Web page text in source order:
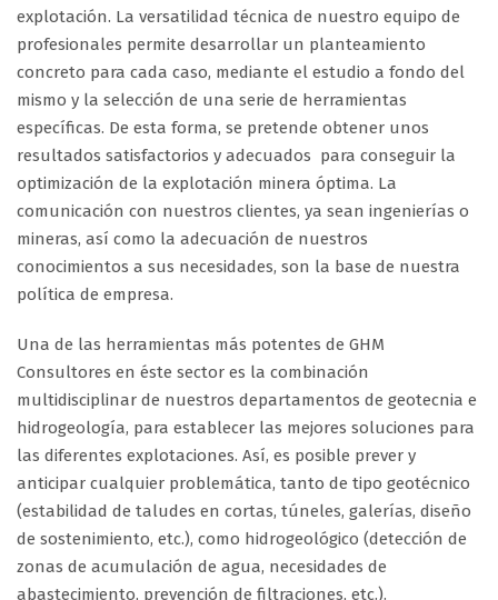
explotación. La versatilidad técnica de nuestro equipo de
profesionales permite desarrollar un planteamiento
concreto para cada caso, mediante el estudio a fondo del
mismo y la selección de una serie de herramientas
específicas. De esta forma, se pretende obtener unos
resultados satisfactorios y adecuados para conseguir la
optimización de la explotación minera óptima. La
comunicación con nuestros clientes, ya sean ingenierías o
mineras, así como la adecuación de nuestros
conocimientos a sus necesidades, son la base de nuestra
política de empresa.
Una de las herramientas más potentes de GHM
Consultores en éste sector es la combinación
multidisciplinar de nuestros departamentos de geotecnia e
hidrogeología, para establecer las mejores soluciones para
las diferentes explotaciones. Así, es posible prever y
anticipar cualquier problemática, tanto de tipo geotécnico
(estabilidad de taludes en cortas, túneles, galerías, diseño
de sostenimiento, etc.), como hidrogeológico (detección de
zonas de acumulación de agua, necesidades de
abastecimiento, prevención de filtraciones, etc.).